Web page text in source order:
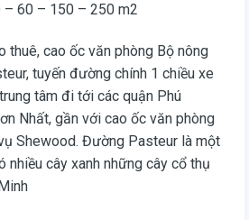
– 60 – 150 – 250 m2
thuê, cao ốc văn phòng Bộ nông
tuyến đường chính 1 chiều xe
tâm đi tới các quận Phú
Nhất, gần với cao ốc văn phòng
Shewood. Đường Pasteur là một
nhiều cây xanh những cây cổ thụ